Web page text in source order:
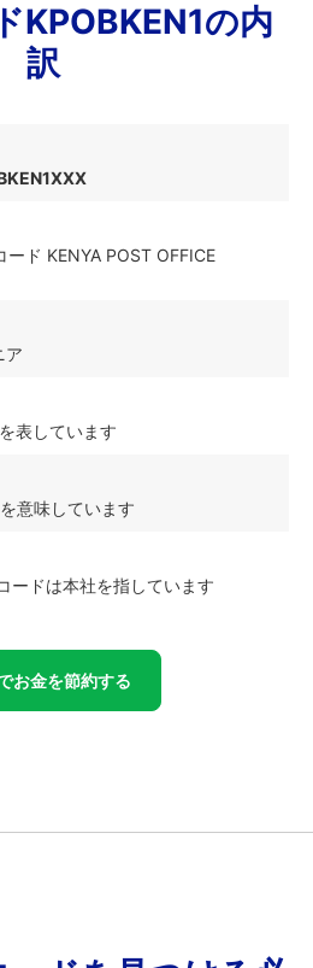
KPOBKEN1の内
訳
ド KENYA POST OFFICE
ア
表しています
意味しています
ードは本社を指しています
お金を節約する